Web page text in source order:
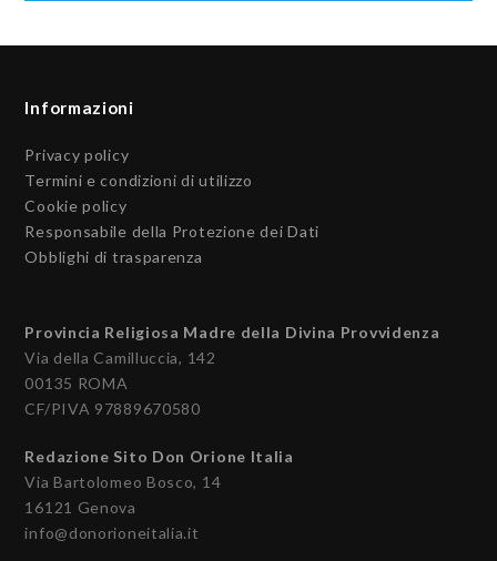
Informazioni
Privacy policy
Termini e condizioni di utilizzo
Cookie policy
Responsabile della Protezione dei Dati
Obblighi di trasparenza
Provincia Religiosa Madre della Divina Provvidenza
Via della Camilluccia, 142
00135 ROMA
CF/PIVA 97889670580
Redazione Sito Don Orione Italia
Via Bartolomeo Bosco, 14
16121 Genova
info@donorioneitalia.it